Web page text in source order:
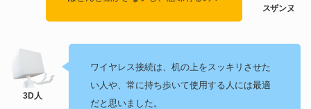
ワイヤレス接続は、机の上をスッキリさせた
い人や、常に持ち歩いて使用する人には最適
だと思いました。